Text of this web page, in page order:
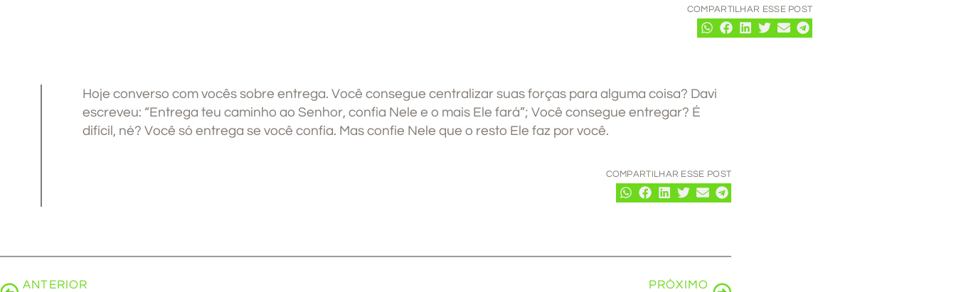
COMPARTILHAR ESSE POST
Hoje converso com vocês sobre entrega. Você consegue centralizar suas forças para alguma coisa? Davi
escreveu: “Entrega teu caminho ao Senhor, confia Nele e o mais Ele fará”; Você consegue entregar? É
difícil, né? Você só entrega se você confia. Mas confie Nele que o resto Ele faz por você.
COMPARTILHAR ESSE POST
ANTERIOR PRÓXIMO